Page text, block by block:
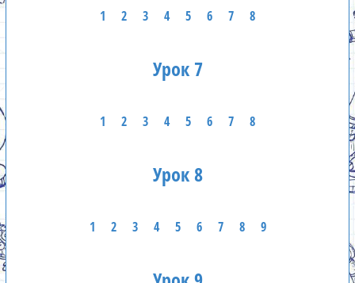
1 2 3 4 5 6 7 8
Урок 7
1 2 3 4 5 6 7 8
Урок 8
1 2 3 4 5 6 7 8 9